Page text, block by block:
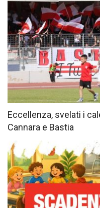
Eccellenza, svelati i
Cannara e Bastia